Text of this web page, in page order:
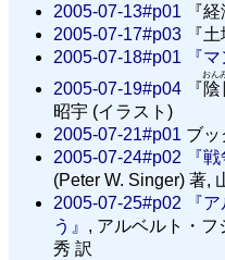
2005-07-13#p01 『
2005-07-17#p03 『
2005-07-18#p01
『
2005-07-19#p04 『
おん
昭宇 (イラスト)
2005-07-21#p01 ブッ
2005-07-24#p02
『
(Peter W. Singer) 著,
2005-07-25#p02
『
う』 , アルベルト・フ
秀 訳